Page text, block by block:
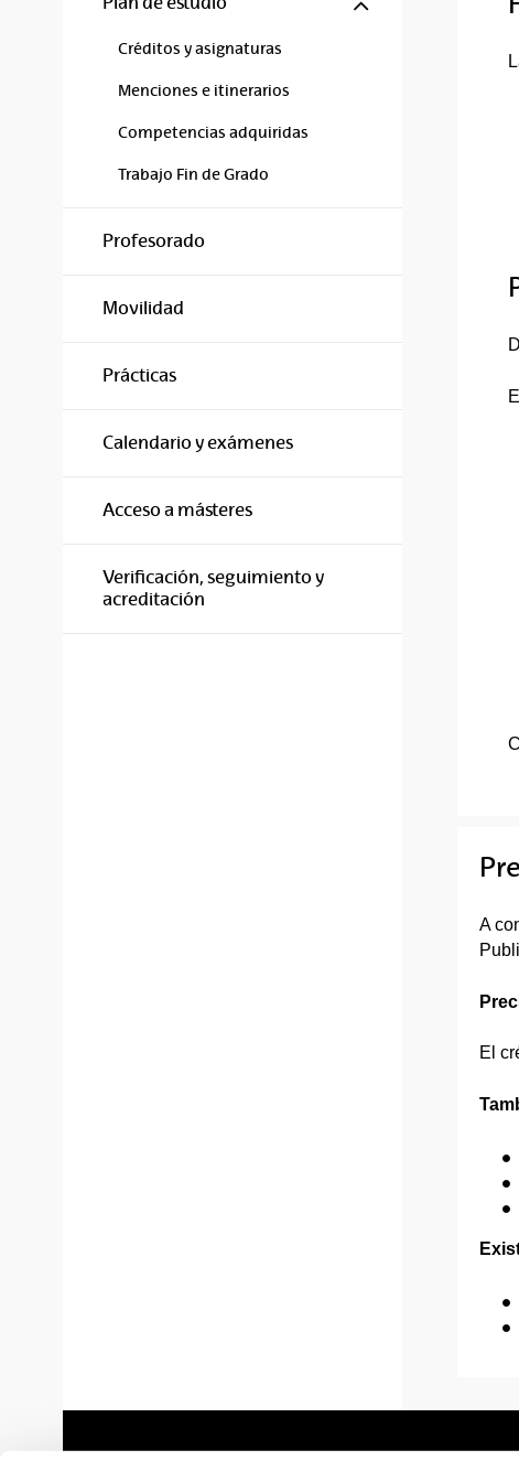
Créditos y asignaturas
Menciones e itinerarios
Competencias adquiridas
Trabajo Fin de Grado
Profesorado
Movilidad
Prácticas
Calendario y exámenes
Acceso a másteres
Verificación, seguimiento y
acreditación
A
El